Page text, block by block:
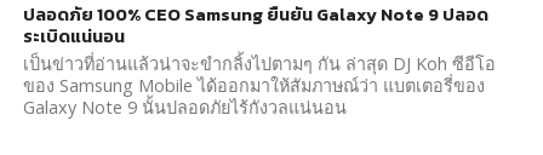
ปลอดภัย 100% CEO Samsung ยืนยัน Galaxy Note 9 ปลอด
ระเบิดแน่นอน
เป็นข่าวที่อ่านแล้วน่าจะขำกลิ้งไปตามๆ กัน ล่าสุด DJ Koh ซีอีโอ
ของ Samsung Mobile ได้ออกมาให้สัมภาษณ์ว่า แบตเตอรี่ของ
Galaxy Note 9 นั้นปลอดภัยไร้กังวลแน่นอน